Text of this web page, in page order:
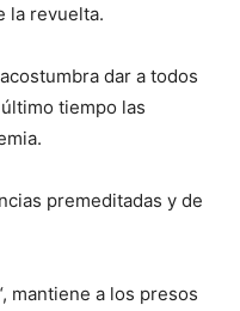
la revuelta.
dar a todos
tiempo las
premeditadas y de
mantiene a los presos